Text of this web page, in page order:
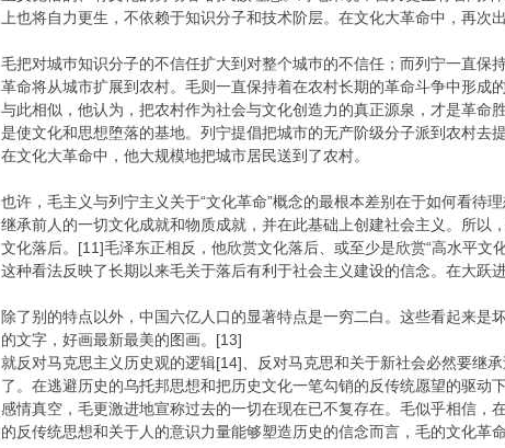
上也将自力更生，不依赖于知识分子和技术阶层。在文化大革命中，再
毛把对城巿知识分子的不信任扩大到对整个城巿的不信任；而列宁一直
革命将从城市扩展到农村。毛则一直保持着在农村长期的革命斗争中形成
与此相似，他认为，把农村作为社会与文化创造力的真正源泉，才是革
是使文化和思想堕落的基地。列宁提倡把城市的无产阶级分子派到农村
在文化大革命中，他大规模地把城市居民送到了农村。
也许，毛主义与列宁主义关于“文化革命”概念的最根本差别在于如何看
继承前人的一切文化成就和物质成就，并在此基础上创建社会主义。所
文化落后。[11]毛泽东正相反，他欣赏文化落后、或至少是欣赏“高水平文
这种看法反映了长期以来毛关于落后有利于社会主义建设的信念。在大跃
除了别的特点以外，中国六亿人口的显著特点是一穷二白。这些看起来
的文字，好画最新最美的图画。[13]
就反对马克思主义历史观的逻辑[14]、反对马克思和关于新社会必然要继
了。在逃避历史的乌托邦思想和把历史文化一笔勾销的反传统愿望的驱动
感情真空，毛更激进地宣称过去的一切在现在已不复存在。毛似乎相信，
的反传统思想和关于人的意识力量能够塑造历史的信念而言，毛的文化革